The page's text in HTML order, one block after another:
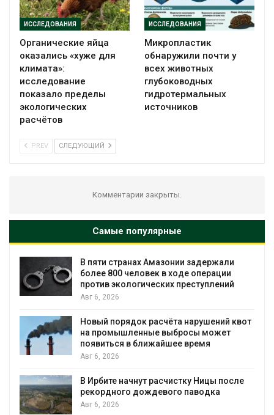
ИССЛЕДОВАНИЯ
Органические яйца
оказались «хуже для
климата»:
исследование
показало пределы
экологических
расчётов
ИССЛЕДОВАНИЯ
Микропластик
обнаружили почти у
всех животных
глубоководных
гидротермальных
источников
PREV СЛЕДУЮЩИЙ
Комментарии закрыты.
Самые популярные
Москвариум отметит 11-летие
трёхдневным фестивалем
Авг 5, 2026
проверяют по статье о терроризме
Авг 5, 2026
для охраны израильской тюрьмы
Авг 5, 2026